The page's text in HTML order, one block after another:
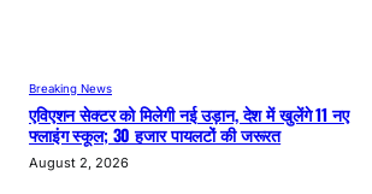
Breaking News
एविएशन सेक्टर को मिलेगी नई उड़ान, देश में खुलेंगे 11 नए
फ्लाइंग स्कूल; 30 हजार पायलटों की जरूरत
August 2, 2026